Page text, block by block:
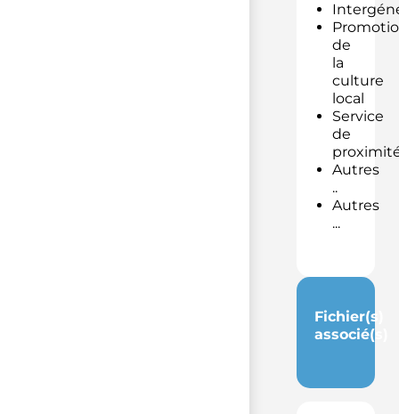
de
la
culture
local
Service
de
Autres
..
Autres
...
Fichier(s)
associé(s)